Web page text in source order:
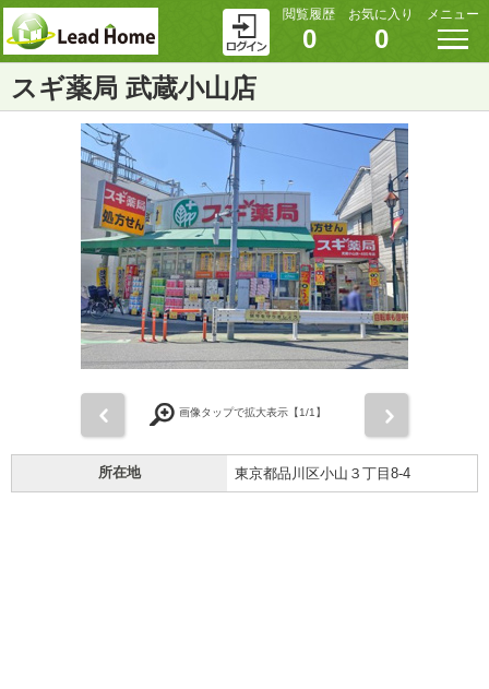
閲覧履歴
0
お気に入り
0
メニュー
スギ薬局 武蔵小山店
画像タップで拡大表示【1/1】
所在地 東京都品川区小山３丁目8-4